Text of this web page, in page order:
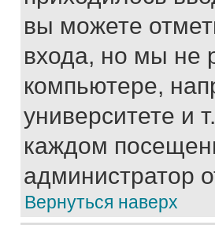
вы можете
входа, но мы не
компьютере,
университете и
каждом
администратор
Вернуться наверх